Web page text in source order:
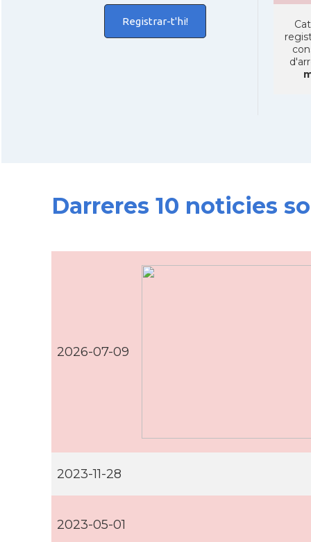
Registrar-t'hi!
Darreres 10 noticies
2026-07-09
2023-11-28
2023-05-01